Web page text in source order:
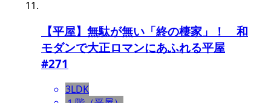
【平屋】無駄が無い「終の棲家」！ 和
モダンで大正ロマンにあふれる平屋
#271
3LDK